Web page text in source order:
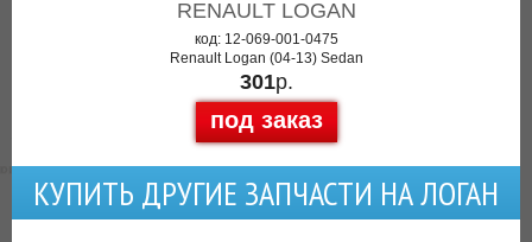
RENAULT LOGAN
код: 12-069-001-0475
Renault Logan (04-13) Sedan
301р.
под заказ
КУПИТЬ ДРУГИЕ ЗАПЧАСТИ НА ЛОГАН